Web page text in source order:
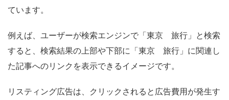
ています。
例えば、ユーザーが検索エンジンで「東京 旅行」と検索
すると、検索結果の上部や下部に「東京 旅行」に関連し
た記事へのリンクを表示できるイメージです。
リスティング広告は、クリックされると広告費用が発生す